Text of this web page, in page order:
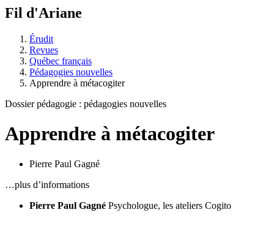
Fil d'Ariane
Érudit
Revues
Québec français
Pédagogies nouvelles
Apprendre à métacogiter
Dossier pédagogie : pédagogies nouvelles
Apprendre à métacogiter
Pierre Paul Gagné
…plus d’informations
Pierre Paul Gagné Psychologue, les ateliers Cogito